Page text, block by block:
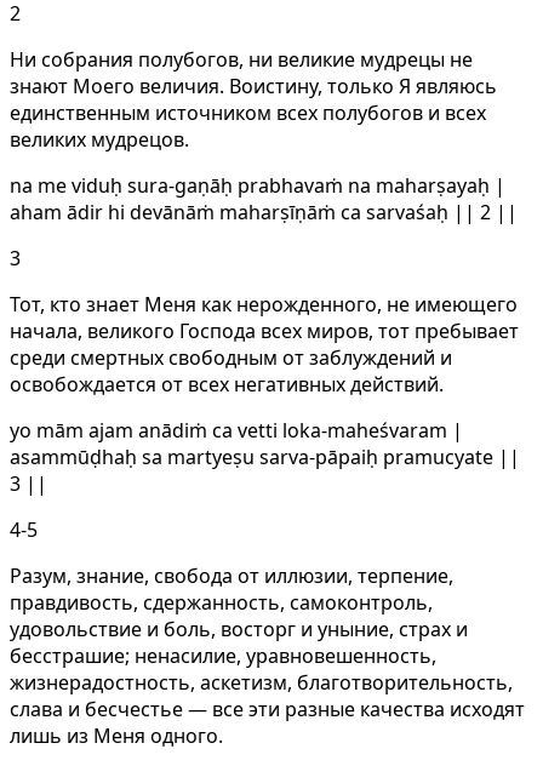
2
Ни собрания полубогов, ни великие мудрецы не
знают Моего величия. Воистину, только Я являюсь
единственным источником всех полубогов и всех
великих мудрецов.
na me viduḥ sura-gaṇāḥ prabhavaṁ na maharṣayaḥ |
aham ādir hi devānāṁ maharṣīṇāṁ ca sarvaśaḥ || 2 ||
3
Тот, кто знает Меня как нерожденного, не имеющего
начала, великого Господа всех миров, тот пребывает
среди смертных свободным от заблуждений и
освобождается от всех негативных действий.
yo mām ajam anādiṁ ca vetti loka-maheśvaram |
asammūḍhaḥ sa martyeṣu sarva-pāpaiḥ pramucyate ||
3 ||
4-5
Разум, знание, свобода от иллюзии, терпение,
правдивость, сдержанность, самоконтроль,
удовольствие и боль, восторг и уныние, страх и
бесстрашие; ненасилие, уравновешенность,
жизнерадостность, аскетизм, благотворительность,
слава и бесчестье — все эти разные качества исходят
лишь из Меня одного.